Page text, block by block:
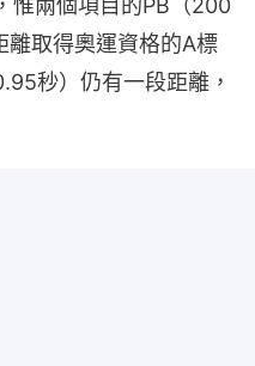
惟兩個項目的PB（200
取得奧運資格的A標
秒）仍有一段距離，